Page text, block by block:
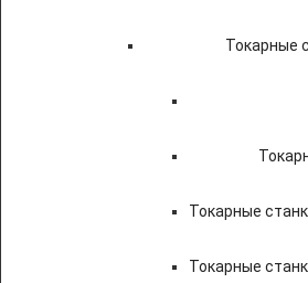
Токарные
Токарные
Токарные